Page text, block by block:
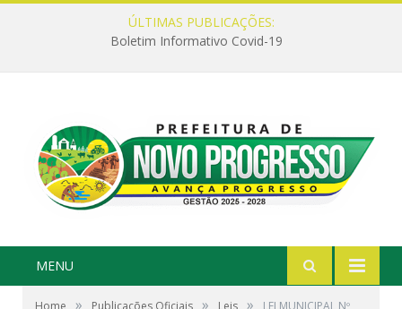
ÚLTIMAS PUBLICAÇÕES:
Boletim Informativo Covid-19
MENU
Home » Publicações Oficiais » Leis »
LEI MUNICIPAL Nº